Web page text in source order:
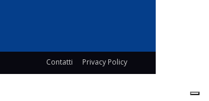
Contatti Privacy Policy